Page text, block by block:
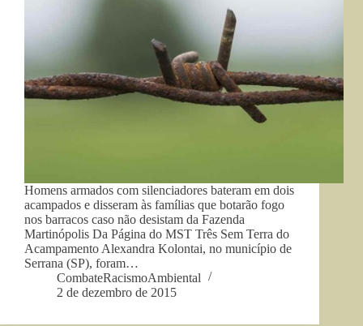
Homens armados com silenciadores bateram em dois
acampados e disseram às famílias que botarão fogo
nos barracos caso não desistam da Fazenda
Martinópolis Da Página do MST Três Sem Terra do
Acampamento Alexandra Kolontai, no município de
Serrana (SP), foram…
CombateRacismoAmbiental
2 de dezembro de 2015